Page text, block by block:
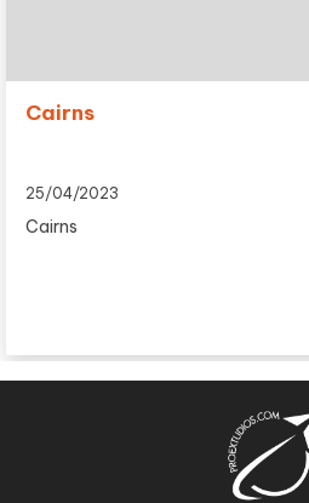
Cairns
25/04/2023
Cairns